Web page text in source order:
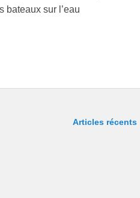
bateaux sur l’eau
Articles récents